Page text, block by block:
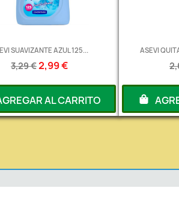
SUAVIZANTE AZUL 125...
3,29 €2,99 €
AL CARRITO
ASEVI